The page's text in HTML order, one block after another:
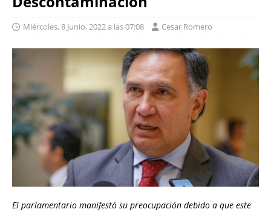
Miércoles, 8 Junio, 2022 a las 07:08 Cesar Romero
El parlamentario manifestó su preocupación debido a que este